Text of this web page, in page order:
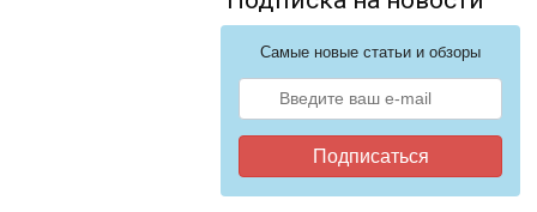
Самые новые статьи и обзоры
Подписаться